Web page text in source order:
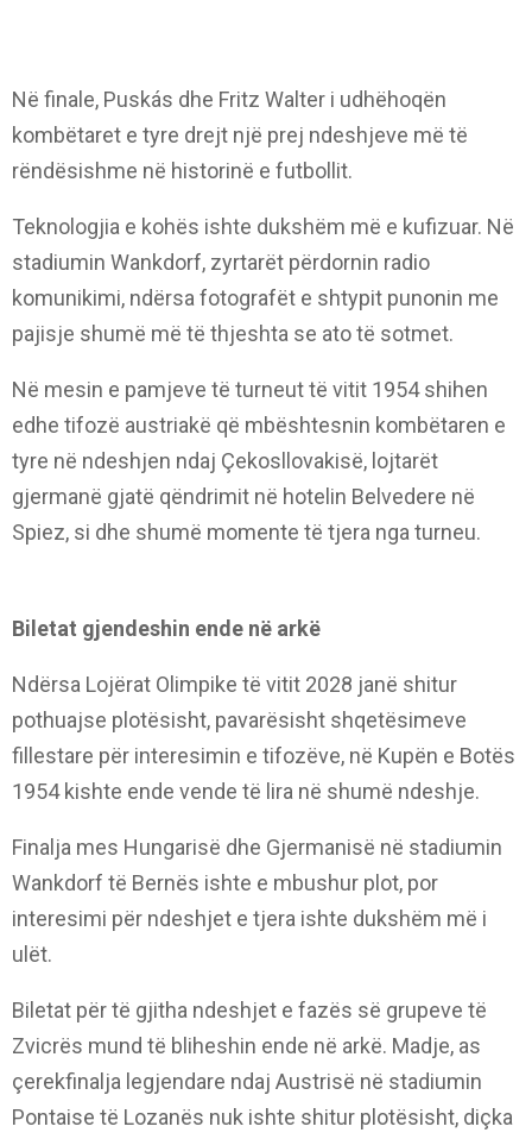
Në finale, Puskás dhe Fritz Walter i udhëhoqën
kombëtaret e tyre drejt një prej ndeshjeve më të
rëndësishme në historinë e futbollit.
Teknologjia e kohës ishte dukshëm më e kufizuar. Në
stadiumin Wankdorf, zyrtarët përdornin radio
komunikimi, ndërsa fotografët e shtypit punonin me
pajisje shumë më të thjeshta se ato të sotmet.
Në mesin e pamjeve të turneut të vitit 1954 shihen
edhe tifozë austriakë që mbështesnin kombëtaren e
tyre në ndeshjen ndaj Çekosllovakisë, lojtarët
gjermanë gjatë qëndrimit në hotelin Belvedere në
Spiez, si dhe shumë momente të tjera nga turneu.
Biletat gjendeshin ende në arkë
Ndërsa Lojërat Olimpike të vitit 2028 janë shitur
pothuajse plotësisht, pavarësisht shqetësimeve
fillestare për interesimin e tifozëve, në Kupën e Botës
1954 kishte ende vende të lira në shumë ndeshje.
Finalja mes Hungarisë dhe Gjermanisë në stadiumin
Wankdorf të Bernës ishte e mbushur plot, por
interesimi për ndeshjet e tjera ishte dukshëm më i
ulët.
Biletat për të gjitha ndeshjet e fazës së grupeve të
Zvicrës mund të bliheshin ende në arkë. Madje, as
çerekfinalja legjendare ndaj Austrisë në stadiumin
Pontaise të Lozanës nuk ishte shitur plotësisht, diçka